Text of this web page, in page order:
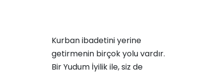
Kurban ibadetini yerine
getirmenin birçok yolu vardır.
Bir Yudum İyilik ile, siz de